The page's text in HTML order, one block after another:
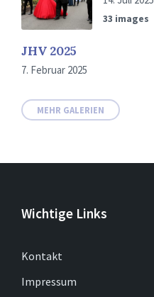
33 images
JHV 2025
7. Februar 2025
MEHR GALERIEN
Wichtige Links
Kontakt
Impressum